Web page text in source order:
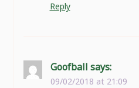
Reply
Goofball says:
09/02/2018 at 21:09